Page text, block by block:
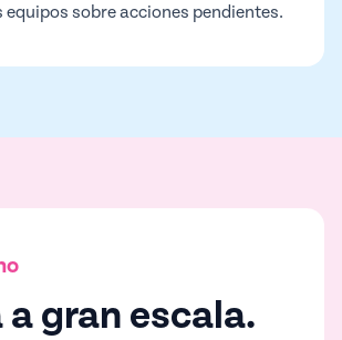
sobre acciones pendientes.
a gran escala.